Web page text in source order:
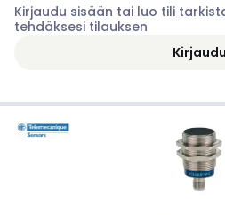
Kirjaudu sisään tai luo tili
tehdäksesi tilauksen
Kirjaudu